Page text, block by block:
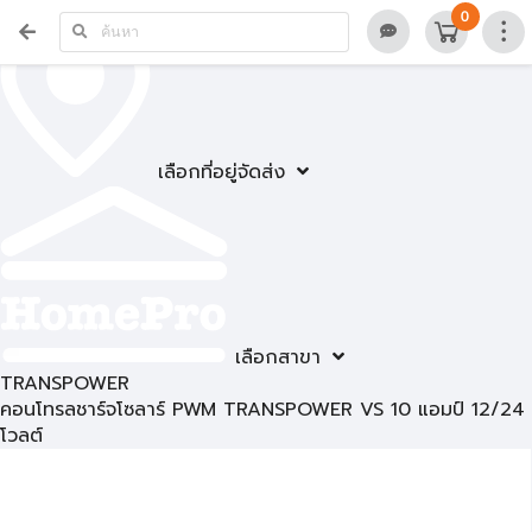
เลือกที่อยู่จัดส่ง
เลือกสาขา
0
TRANSPOWER
คอนโทรลชาร์จโซลาร์ PWM TRANSPOWER VS 10 แอมป์ 12/24
โวลต์